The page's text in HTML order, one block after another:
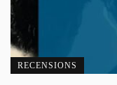
RECENSIONS